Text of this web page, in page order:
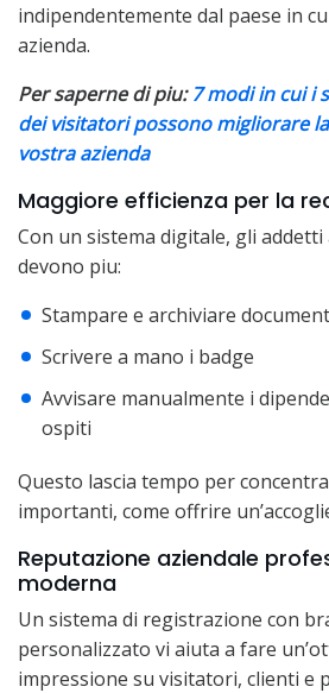
indipendentemente dal paese in
azienda.
Per saperne di piu: 7 modi in cui i
dei visitatori possono migliorare
vostra azienda
Maggiore efficienza per la
Con un sistema digitale, gli
devono piu:
Stampare e archiviare
Scrivere a mano i badge
Avvisare manualmente i
ospiti
Questo lascia tempo per
importanti, come offrire
Reputazione aziendale
moderna
Un sistema di registrazione con
personalizzato vi aiuta a fare
impressione su visitatori, clienti e